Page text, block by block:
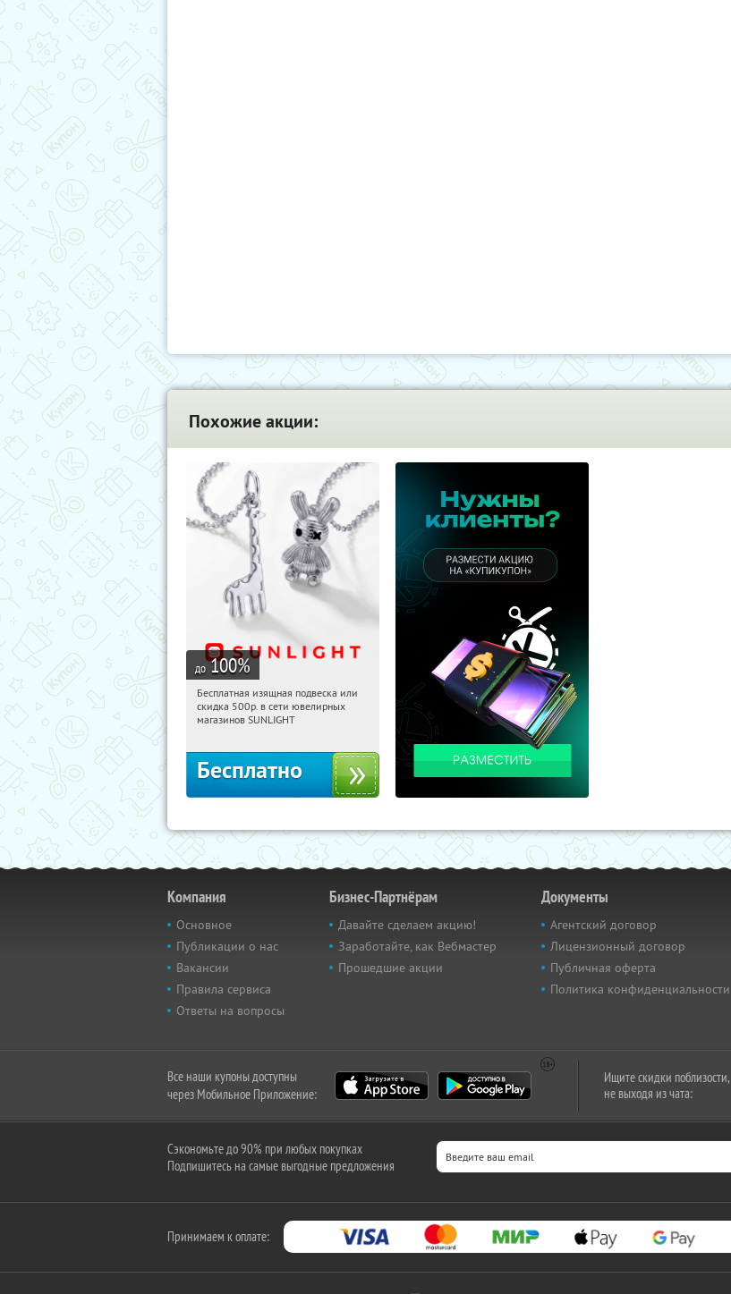
Похожие акции:
до 100%
04:53:26 Получили:
Россия
Бесплатная изящная подвеска или
скидка 500р. в сети ювелирных
магазинов SUNLIGHT
Бесплатно
Компания
Основное
Публикации о нас
Вакансии
Правила сервиса
Ответы на вопросы
Бизнес-Партнёрам
Давайте сделаем акцию!
Заработайте, как Вебмастер
Прошедшие акции
Документы
Агентский договор
Лицензионный договор
Публичная оферта
Политика конфиденциальности
Все наши купоны доступны
через Мобильное Приложение:
Ищите скидки поблизости,
не выходя из чата:
Сэкономьте до 90% при любых покупках
Подпишитесь на самые выгодные предложения
Принимаем к оплате: